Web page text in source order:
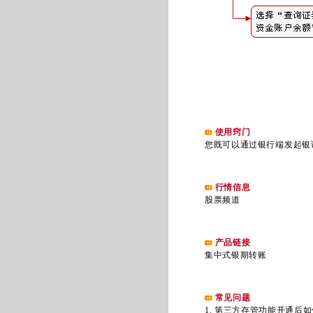
使用窍门
您既可以通过银行端发起银
行情信息
股票频道
产品链接
集中式银期转账
常见问题
1. 第三方存管功能开通后如